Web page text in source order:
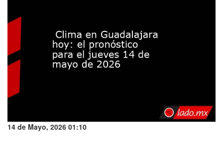
14 de Mayo, 2026 01:10